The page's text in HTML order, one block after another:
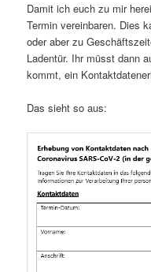
Damit ich euch zu mir
Termin vereinbaren. Dies
oder aber zu
Ladentür. Ihr müsst dann
kommt, ein
Das sieht so aus: